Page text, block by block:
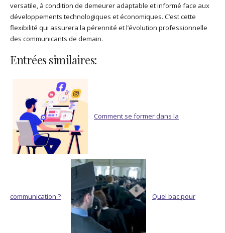
versatile, à condition de demeurer adaptable et informé face aux
développements technologiques et économiques. C’est cette
flexibilité qui assurera la pérennité et l’évolution professionnelle
des communicants de demain.
Entrées similaires:
Comment se former dans la
communication ? Quel bac pour